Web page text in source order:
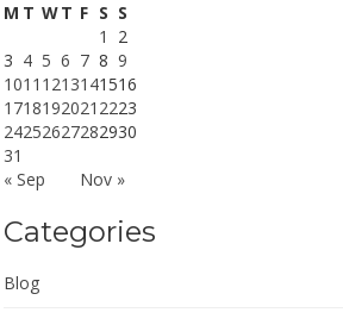
M T WT F S S
« Sep Nov »
1
2
3 4 5 6 7 8 9
1011 1213141516
1718192021 2223
24252627282930
31
Categories
Blog